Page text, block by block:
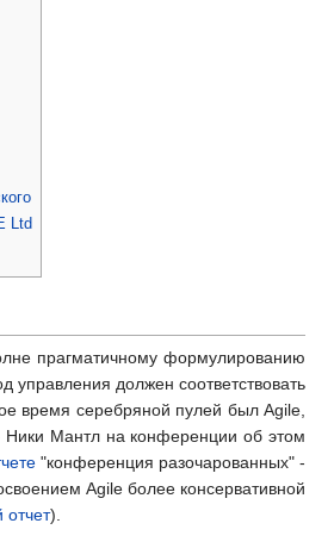
Ltd
прагматичному формулированию
управления должен соответствовать
время серебряной пулей был Agile,
Ники Мантл на конференции об этом
"конференция разочарованных" -
Agile более консервативной
отчет).